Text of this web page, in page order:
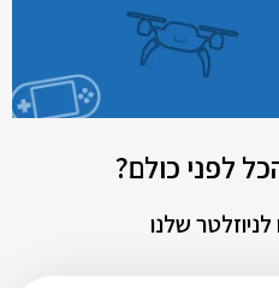
לפני כולם?
שלנו